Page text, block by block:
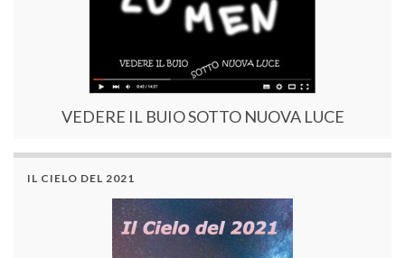
VEDERE IL BUIO SOTTO NUOVA LUCE
IL CIELO DEL 2021